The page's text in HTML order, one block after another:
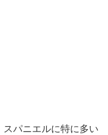
スパニエルに特に多い